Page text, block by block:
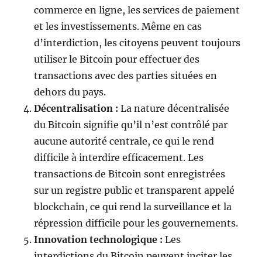
commerce en ligne, les services de paiement
et les investissements. Même en cas
d’interdiction, les citoyens peuvent toujours
utiliser le Bitcoin pour effectuer des
transactions avec des parties situées en
dehors du pays.
Décentralisation : La nature décentralisée
du Bitcoin signifie qu’il n’est contrôlé par
aucune autorité centrale, ce qui le rend
difficile à interdire efficacement. Les
transactions de Bitcoin sont enregistrées
sur un registre public et transparent appelé
blockchain, ce qui rend la surveillance et la
répression difficile pour les gouvernements.
Innovation technologique : Les